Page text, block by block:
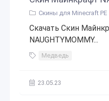
Скины для Minecraft PE
Скачать Скин
NAUGHTYMOMMY...
Медведь
23.05.23